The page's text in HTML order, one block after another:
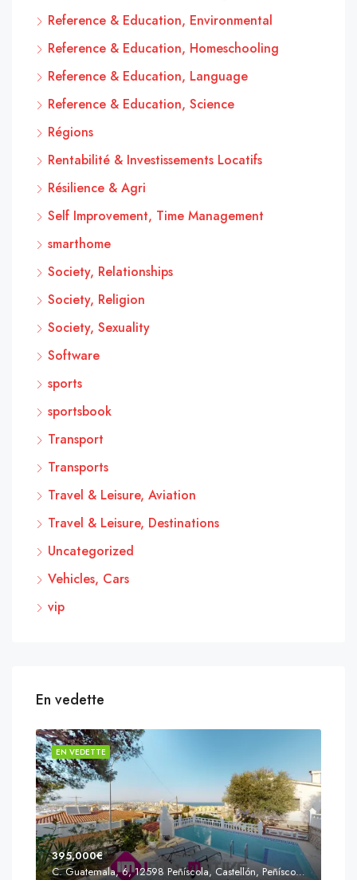
Reference & Education, Environmental
Reference & Education, Homeschooling
Reference & Education, Language
Reference & Education, Science
Régions
Rentabilité & Investissements Locatifs
Résilience & Agri
Self Improvement, Time Management
smarthome
Society, Relationships
Society, Religion
Society, Sexuality
Software
sports
sportsbook
Transport
Transports
Travel & Leisure, Aviation
Travel & Leisure, Destinations
Uncategorized
Vehicles, Cars
vip
En vedette
EN VEDETTE
395,000€
C. Guatemala, 6, 12598 Peñíscola, Castellón, Peñíscola, Communauté valencienne